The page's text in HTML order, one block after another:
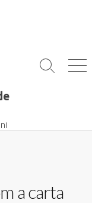
Search
a carta